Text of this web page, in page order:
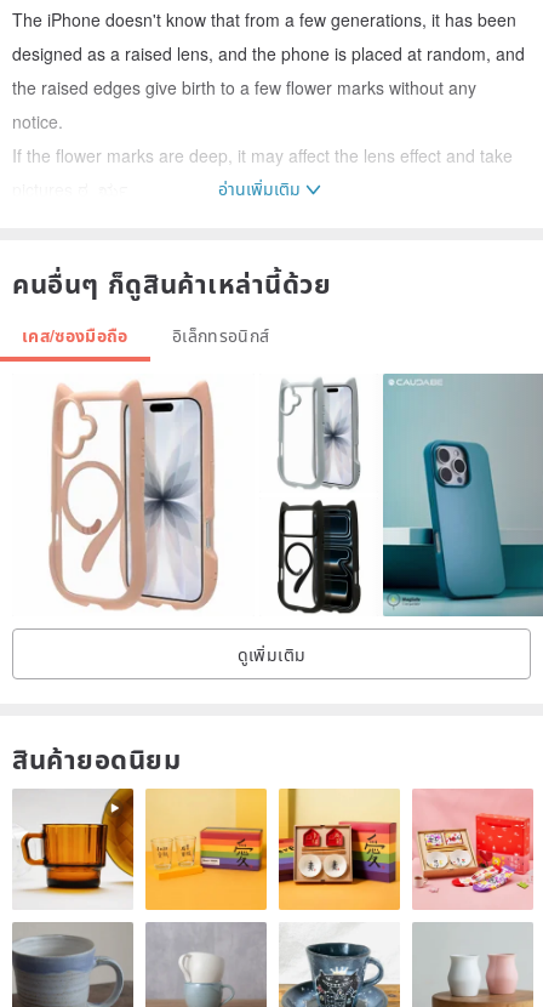
The iPhone doesn't know that from a few generations, it has been
designed as a raised lens, and the phone is placed at random, and
the raised edges give birth to a few flower marks without any
notice.
If the flower marks are deep, it may affect the lens effect and take
definitely prevent the edge of the lens from being scratched.
Prevent scratches
After the beloved iPhone case is bought, it’s too late to appreciate
the key in the bag.
The zipper has scratched the ground (°A°`). The phone case on
the market is too fragile! ! ! ! ! (angry)
อ่านเพิ่มเติม
คนอื่นๆ ก็ดูสินค้าเหล่านี้ด้วย
เคส/ซองมือถือ อิเล็กทรอนิกส์
ดูเพิ่มเติม
สินค้ายอดนิยม